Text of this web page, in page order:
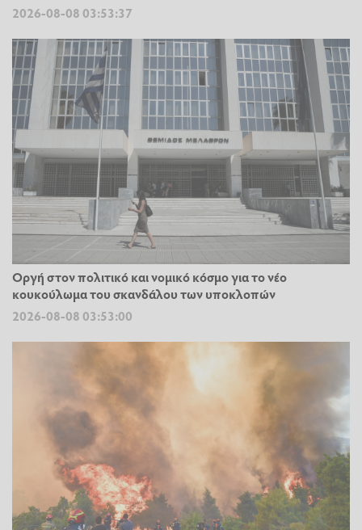
2026-08-08 03:53:37
Οργή στον πολιτικό και νομικό κόσμο για το νέο
κουκούλωμα του σκανδάλου των υποκλοπών
2026-08-08 03:53:00